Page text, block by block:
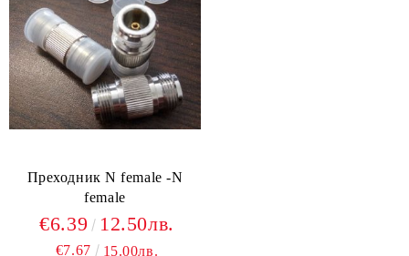
Преходник N female -N
female
€6.39 12.50лв.
€7.67 15.00лв.